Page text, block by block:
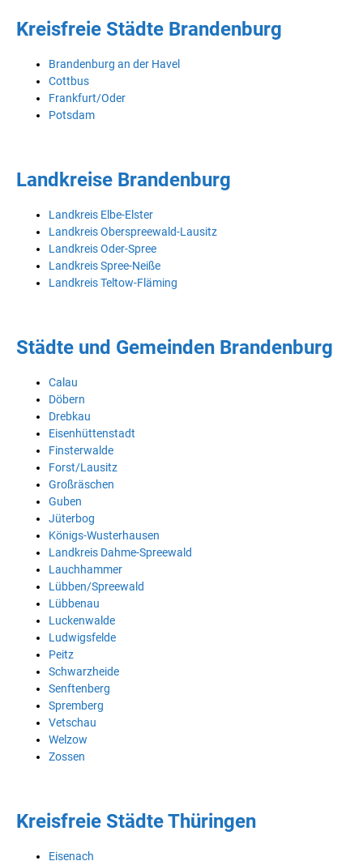
Kreisfreie Städte Brandenburg
Brandenburg an der Havel
Cottbus
Frankfurt/Oder
Potsdam
Landkreise Brandenburg
Landkreis Elbe-Elster
Landkreis Oberspreewald-Lausitz
Landkreis Oder-Spree
Landkreis Spree-Neiße
Landkreis Teltow-Fläming
Städte und Gemeinden Brandenburg
Calau
Döbern
Drebkau
Eisenhüttenstadt
Finsterwalde
Forst/Lausitz
Großräschen
Guben
Jüterbog
Königs-Wusterhausen
Landkreis Dahme-Spreewald
Lauchhammer
Lübben/Spreewald
Lübbenau
Luckenwalde
Ludwigsfelde
Peitz
Schwarzheide
Senftenberg
Spremberg
Vetschau
Welzow
Zossen
Kreisfreie Städte Thüringen
Eisenach